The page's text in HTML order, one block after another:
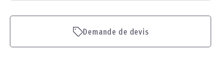
Demande de devis